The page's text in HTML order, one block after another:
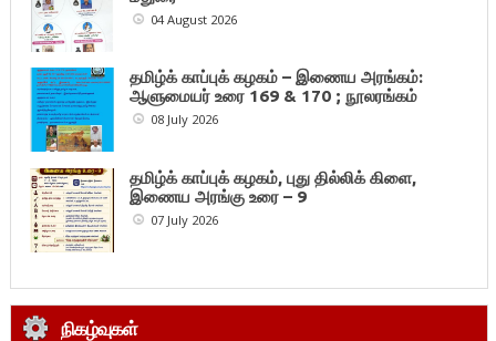
04 August 2026
தமிழ்க் காப்புக் கழகம் – இணைய அரங்கம்:
ஆளுமையர் உரை 169 & 170 ; நூலரங்கம்
08 July 2026
தமிழ்க் காப்புக் கழகம், புது தில்லிக் கிளை,
இணைய அரங்கு உரை – 9
07 July 2026
நிகழ்வுகள்